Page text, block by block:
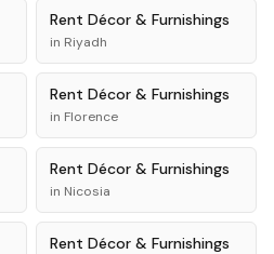
Rent Décor & Furnishings
in Riyadh
Rent Décor & Furnishings
in Florence
Rent Décor & Furnishings
in Nicosia
Rent Décor & Furnishings